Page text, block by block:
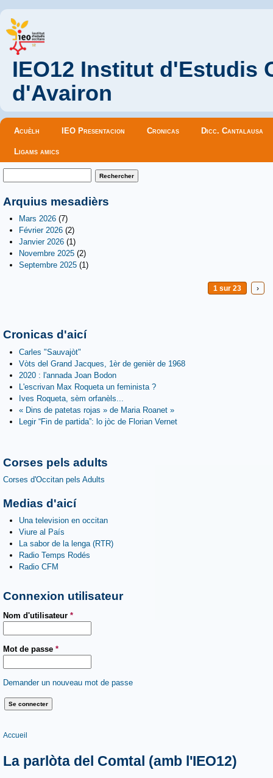
IEO12 Institut d'Estudis
d'Avairon
Menu principal
Acuèlh IEO Presentacion Cronicas Dicc. Cantalausa
Ligams amics
Formulaire de recherche
Arquius mesadièrs
Mars 2026 (7)
Février 2026 (2)
Janvier 2026 (1)
Novembre 2025 (2)
Septembre 2025 (1)
1 sur 23 ›
Cronicas d'aicí
Carles "Sauvajòt"
Vòts del Grand Jacques, 1èr de genièr de 1968
2020 : l'annada Joan Bodon
L'escrivan Max Roqueta un feminista ?
Ives Roqueta, sèm orfanèls...
« Dins de patetas rojas » de Maria Roanet »
Legir “Fin de partida”: lo jòc de Florian Vernet
Corses pels adults
Corses d'Occitan pels Adults
Medias d'aicí
Una television en occitan
Viure al País
La sabor de la lenga (RTR)
Radio Temps Rodés
Radio CFM
Connexion utilisateur
Nom d'utilisateur *
Mot de passe *
Demander un nouveau mot de passe
Vous êtes ici
Accueil
La parlòta del Comtal (amb l'IEO12)